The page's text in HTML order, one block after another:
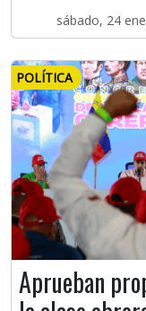
sábado, 24
POLÍTICA
Aprueban